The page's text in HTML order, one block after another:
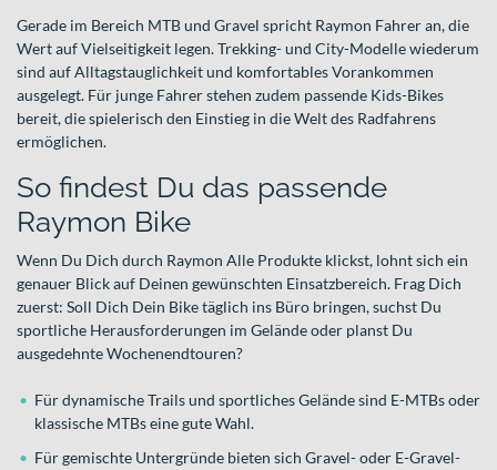
Gerade im Bereich MTB und Gravel spricht Raymon Fahrer an, die
Wert auf Vielseitigkeit legen. Trekking- und City-Modelle wiederum
sind auf Alltagstauglichkeit und komfortables Vorankommen
ausgelegt. Für junge Fahrer stehen zudem passende Kids-Bikes
bereit, die spielerisch den Einstieg in die Welt des Radfahrens
ermöglichen.
So findest Du das passende
Raymon Bike
Wenn Du Dich durch Raymon Alle Produkte klickst, lohnt sich ein
genauer Blick auf Deinen gewünschten Einsatzbereich. Frag Dich
zuerst: Soll Dich Dein Bike täglich ins Büro bringen, suchst Du
sportliche Herausforderungen im Gelände oder planst Du
ausgedehnte Wochenendtouren?
Für dynamische Trails und sportliches Gelände sind E-MTBs oder
klassische MTBs eine gute Wahl.
Für gemischte Untergründe bieten sich Gravel- oder E-Gravel-